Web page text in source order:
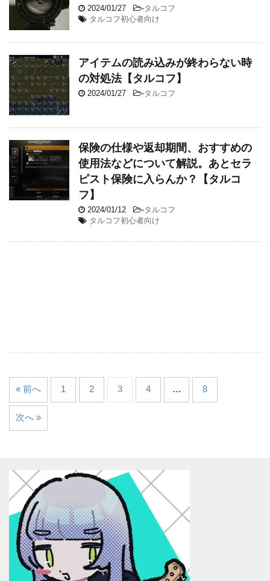
2024/01/27 -タルコフ
タルコフ初心者向け
アイテムの読み込みが終わらない時
の対処法【タルコフ】
2024/01/27 -タルコフ
保険の仕様や返却期間、おすすめの
使用法などについて解説。あとセラ
ピスト保険に入らんか？【タルコ
フ】
2024/01/12 -タルコフ
タルコフ初心者向け
« 前へ 1 2 3 4 … 8
次へ »